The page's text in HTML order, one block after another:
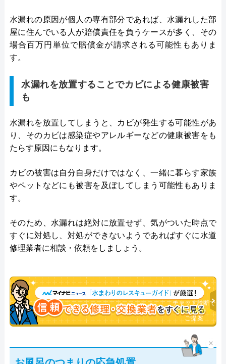
水漏れの原因が個人の専有部分であれば、水漏れした部
屋に住んでいる人が賠償責任を負うケースが多く、その
場合百万円単位で賠償金が請求される可能性もありま
す。
水漏れを放置することでカビによる健康被害
も
水漏れを放置してしまうと、カビが発生する可能性があ
り、そのカビは感染症やアレルギーなどの健康被害をも
たらす原因にもなります。
カビの被害は自分自身だけではなく、一緒に暮らす家族
やペットなどにも被害を及ぼしてしまう可能性もありま
す。
そのため、水漏れは絶対に放置せず、気がついた時点で
すぐに対処し、対処ができないようであればすぐに水道
修理業者に相談・依頼をしましょう。
×
チャット診断で
最適な業者を
ご提案